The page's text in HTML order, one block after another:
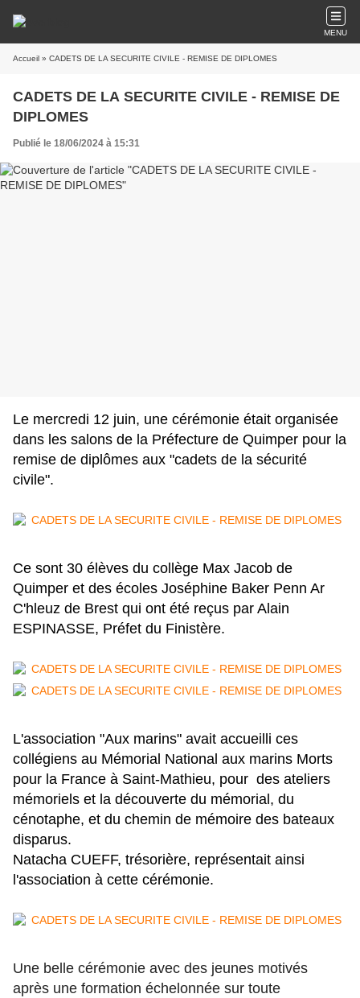
MENU
Accueil » CADETS DE LA SECURITE CIVILE - REMISE DE DIPLOMES
CADETS DE LA SECURITE CIVILE - REMISE DE
DIPLOMES
Publié le 18/06/2024 à 15:31
Le mercredi 12 juin, une cérémonie était organisée
dans les salons de la Préfecture de Quimper pour la
remise de diplômes aux "cadets de la sécurité
civile".
Ce sont 30 élèves du collège Max Jacob de
Quimper et des écoles Joséphine Baker Penn Ar
C'hleuz de Brest qui ont été reçus par Alain
ESPINASSE, Préfet du Finistère.
L'association "Aux marins" avait accueilli ces
collégiens au Mémorial National aux marins Morts
pour la France à Saint-Mathieu, pour des ateliers
mémoriels et la découverte du mémorial, du
cénotaphe, et du chemin de mémoire des bateaux
disparus.
Natacha CUEFF, trésorière, représentait ainsi
l'association à cette cérémonie.
Une belle cérémonie avec des jeunes motivés
après une formation échelonnée sur toute